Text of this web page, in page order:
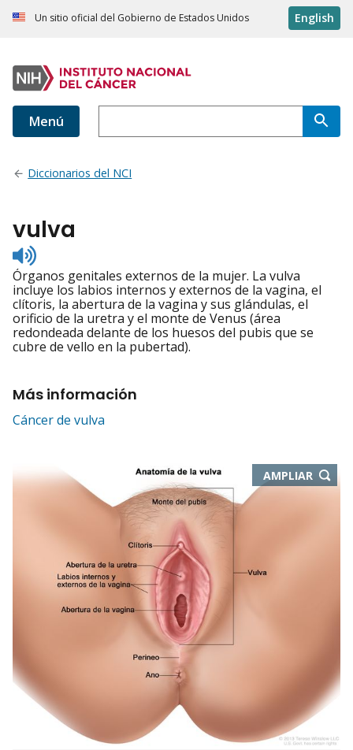
Un sitio oficial del Gobierno de Estados Unidos English
Menú
Diccionarios del NCI
vulva
Listen
to
pronunciation
Órganos genitales externos de la mujer. La vulva
incluye los labios internos y externos de la vagina, el
clítoris, la abertura de la vagina y sus glándulas, el
orificio de la uretra y el monte de Venus (área
redondeada delante de los huesos del pubis que se
cubre de vello en la pubertad).
Más información
Cáncer de vulva
AMPLIAR-
ABRE